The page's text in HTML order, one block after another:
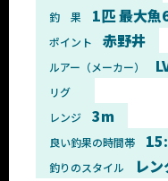
釣 果 1匹 最大
ポイント 赤野井
ルアー（メーカー）
リグ
レンジ
3m
良い釣果の時間帯
釣りのスタイル レ